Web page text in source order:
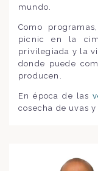
mundo.
Como
picnic en la
privilegiada y la
donde puede
producen.
En época de las
cosecha de uvas